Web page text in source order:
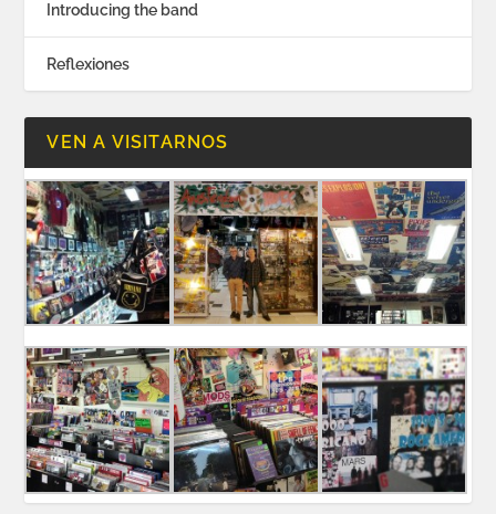
Introducing the band
Reflexiones
VEN A VISITARNOS